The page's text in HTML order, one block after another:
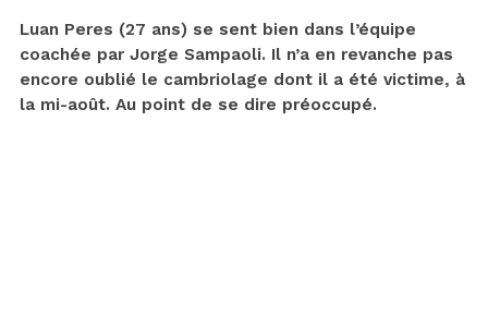
Luan Peres (27 ans) se sent bien dans l’équipe
coachée par Jorge Sampaoli. Il n’a en revanche pas
encore oublié le cambriolage dont il a été victime, à
la mi-août. Au point de se dire préoccupé.